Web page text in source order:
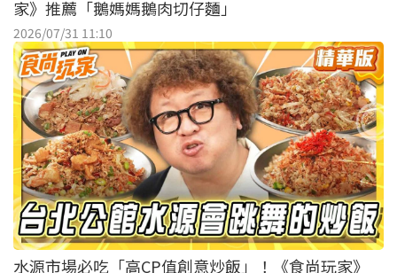
家》推薦「鵝媽媽鵝肉切仔麵」
2026/07/31 11:10
水源市場必吃「高CP值創意炒飯」！《食尚玩家》